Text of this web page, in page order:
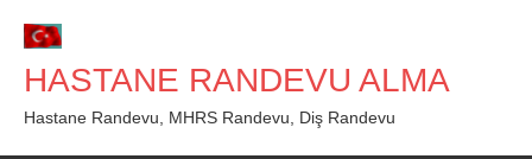
geç
HASTANE RANDEVU ALMA
Hastane Randevu, MHRS Randevu, Diş Randevu